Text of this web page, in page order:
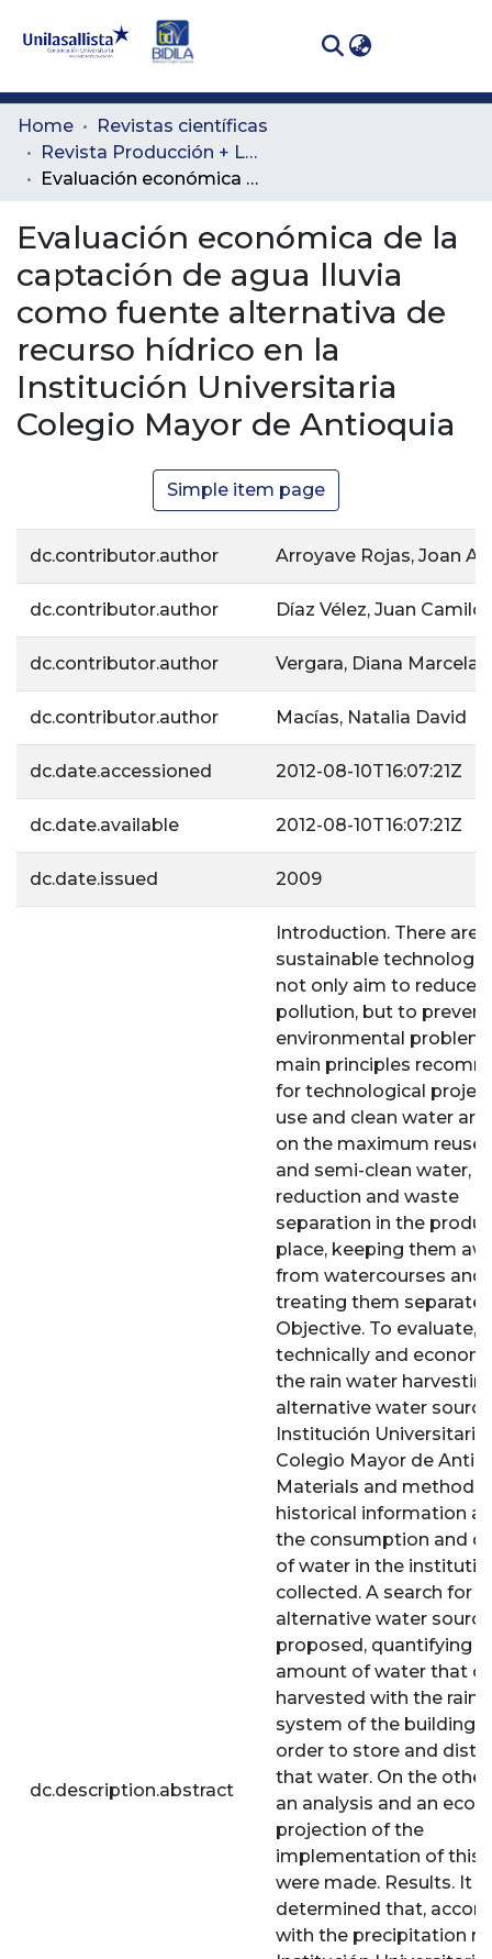
Communities
& Collections
Statistics
Home
Revistas científicas
Revista Producción + Limpia
Evaluación económica de la captación de agua lluvia como fuente alternativa de recurso hídrico en la Institución Universitaria Colegio Mayor de Antioquia
Evaluación económica de la
captación de agua lluvia
como fuente alternativa de
recurso hídrico en la
Institución Universitaria
Colegio Mayor de Antioquia
Simple item page
dc.contributor.author Arroyave Rojas, Joan
dc.contributor.author Díaz Vélez, Juan Camilo
dc.contributor.author Vergara, Diana Marcela
dc.contributor.author Macías, Natalia David
dc.date.accessioned 2012-08-10T16:07:21Z
dc.date.available 2012-08-10T16:07:21Z
dc.date.issued 2009
dc.description.abstract
Introduction. There are
sustainable
not only aim to reduce
pollution, but to prevent
environmental
main principles
for technological
use and clean water
on the maximum reuse
and semi-clean water,
reduction and waste
separation in the
place, keeping them
from watercourses and
treating them
Objective. To evaluate,
technically and
the rain water
alternative water
Institución Universitaria
Colegio Mayor de
Materials and methods.
historical information
the consumption and
of water in the
collected. A search for
alternative water
proposed, quantifying
amount of water that
harvested with the rain
system of the building,
order to store and
that water. On the other
an analysis and an
projection of the
implementation of this
were made. Results. It
determined that,
with the precipitation